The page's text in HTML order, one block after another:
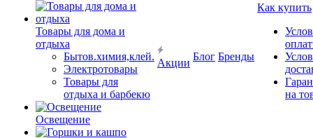
Товары для дома и
отдыха
Бытов.химия,клей.
Электротовары
Товары для
отдыха и барбекю
Освещение
Акции
Блог Бренды
Как купить
на